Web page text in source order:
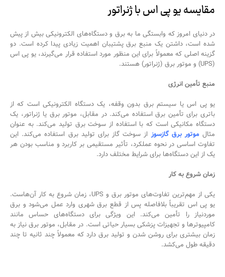
مقایسه یو پی اس با ژنراتور
در دنیای امروز که وابستگی ما به برق و دستگاه‌های الکترونیکی بیش از پیش
شده است، داشتن یک منبع برق پشتیبان اهمیت زیادی پیدا کرده است. دو
گزینه اصلی که معمولاً برای این منظور مورد استفاده قرار می‌گیرند، یو پی اس
(UPS) و موتور برق (ژنراتور) هستند.
منبع تأمین انرژی
یو پی اس یا سیستم برق بدون وقفه، یک دستگاه الکترونیکی است که از
باتری برای تأمین برق استفاده می‌کند. در مقابل، موتور برق یا ژنراتور، یک
دستگاه مکانیکی است که با استفاده از سوخت برق تولید می‌کند. به عنوان
مثالموتور برق گازسوزاز سوخت گاز برای تولید برق استفاده می‌کند. این
تفاوت اساسی در نحوه عملکرد، تأثیر مستقیمی بر کاربرد و مناسب بودن هر
یک از این دستگاه‌ها برای شرایط مختلف دارد.
زمان شروع به کار
یکی از مهم‌ترین تفاوت‌های موتور برق و UPS، زمان شروع به کار آن‌هاست.
یو پی اس تقریباً بلافاصله پس از قطع برق شهری وارد عمل می‌شود و برق
موردنیاز را تأمین می‌کند. این ویژگی برای دستگاه‌های حساس مانند
کامپیوترها و تجهیزات پزشکی بسیار حیاتی است. در مقابل، موتور برق نیاز به
زمان بیشتری برای روشن شدن و تولید برق دارد که معمولاً چند ثانیه تا چند
دقیقه طول می‌کشد.